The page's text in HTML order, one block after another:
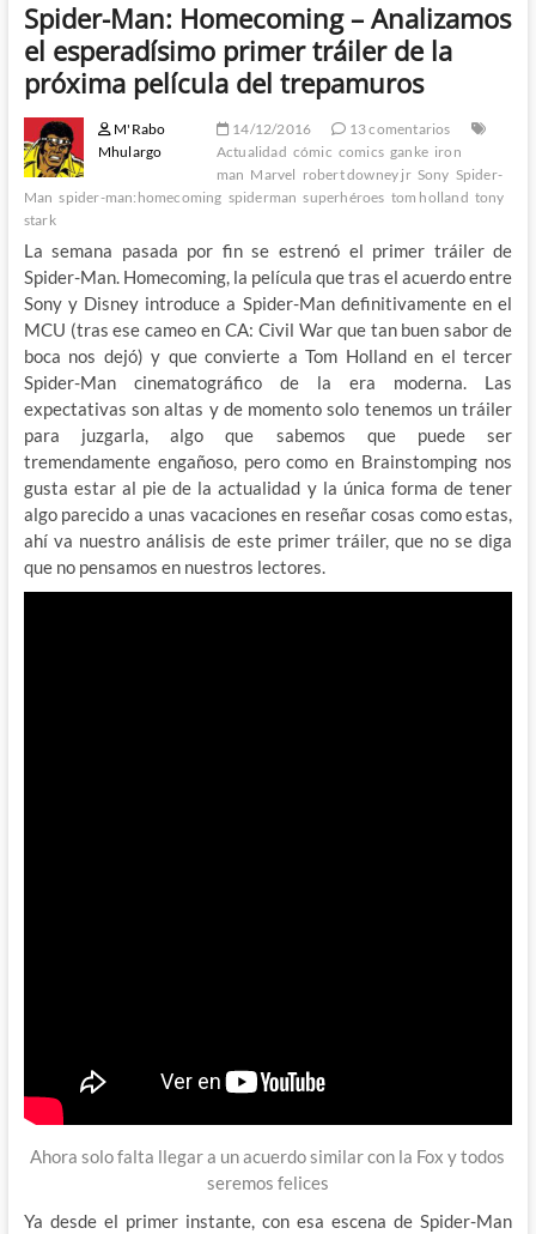
Spider-Man: Homecoming – Analizamos
el esperadísimo primer tráiler de la
próxima película del trepamuros
M'Rabo
Mhulargo
14/12/2016
13 comentarios
Actualidad cómic comics ganke iron
man Marvel robert downey jr Sony Spider-
Man spider-man:homecoming spiderman superhéroes tom holland tony
stark
La semana pasada por fin se estrenó el primer tráiler de
Spider-Man. Homecoming, la película que tras el acuerdo entre
Sony y Disney introduce a Spider-Man definitivamente en el
MCU (tras ese cameo en CA: Civil War que tan buen sabor de
boca nos dejó) y que convierte a Tom Holland en el tercer
Spider-Man cinematográfico de la era moderna. Las
expectativas son altas y de momento solo tenemos un tráiler
para juzgarla, algo que sabemos que puede ser
tremendamente engañoso, pero como en Brainstomping nos
gusta estar al pie de la actualidad y la única forma de tener
algo parecido a unas vacaciones en reseñar cosas como estas,
ahí va nuestro análisis de este primer tráiler, que no se diga
que no pensamos en nuestros lectores.
Ahora solo falta llegar a un acuerdo similar con la Fox y todos
seremos felices
Ya desde el primer instante, con esa escena de Spider-Man